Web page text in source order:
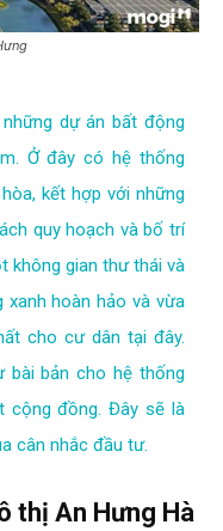
dự án bất động
Ở đây có hệ thống
kết hợp với những
quy hoạch và bố trí
không gian thư thái và
hoàn hảo và vừa
cho cư dân tại đây.
bản cho hệ thống
cộng đồng. Đây sẽ là
cân nhắc đầu tư.
thị An Hưng Hà